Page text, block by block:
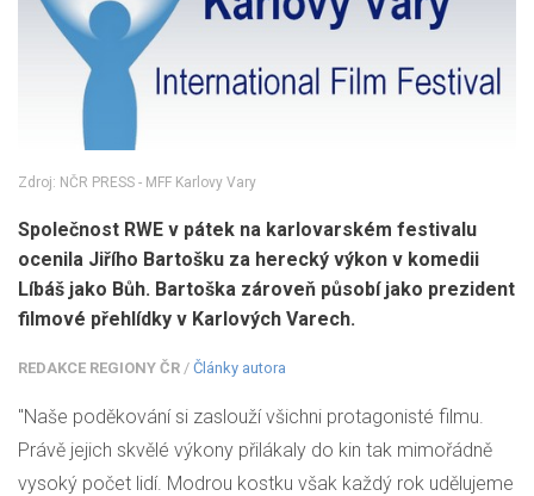
Zdroj: NČR PRESS - MFF Karlovy Vary
Společnost RWE v pátek na karlovarském festivalu
ocenila Jiřího Bartošku za herecký výkon v komedii
Líbáš jako Bůh. Bartoška zároveň působí jako prezident
filmové přehlídky v Karlových Varech.
REDAKCE REGIONY ČR / Články autora
"Naše poděkování si zaslouží všichni protagonisté filmu.
Právě jejich skvělé výkony přilákaly do kin tak mimořádně
vysoký počet lidí. Modrou kostku však každý rok udělujeme